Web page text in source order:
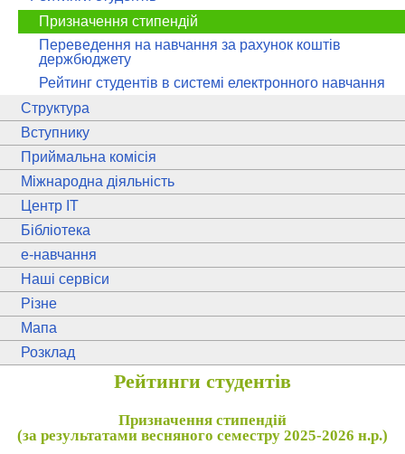
Призначення стипендій
Переведення на навчання за рахунок коштів
держбюджету
Рейтинг студентів в системі електронного навчання
Структура
Вступнику
Приймальна комісія
Міжнародна діяльність
Центр ІТ
Бібліотека
e-навчання
Наші сервіси
Різне
Мапа
Розклад
Рейтинги студентів
Призначення стипендій
(за результатами весняного семестру 2025-2026 н.р.)